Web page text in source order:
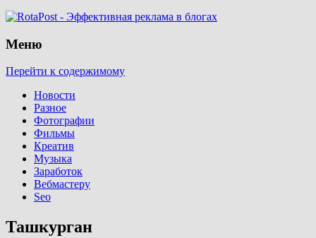
Меню
Перейти к содержимому
Новости
Разное
Фотографии
Фильмы
Креатив
Музыка
Заработок
Вебмастеру
Seo
Ташкурган